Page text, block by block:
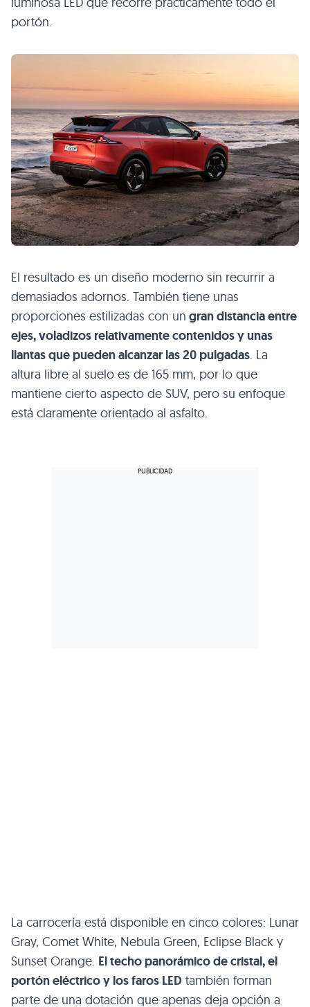
portón.
El resultado es un diseño moderno sin recurrir a
demasiados adornos. También tiene unas
proporciones estilizadas con un gran distancia entre
ejes, voladizos relativamente contenidos y unas
llantas que pueden alcanzar las 20 pulgadas. La
altura libre al suelo es de 165 mm, por lo que
mantiene cierto aspecto de SUV, pero su enfoque
está claramente orientado al asfalto.
La carrocería está disponible en cinco colores: Lunar
Gray, Comet White, Nebula Green, Eclipse Black y
Sunset Orange. El techo panorámico de cristal, el
portón eléctrico y los faros LED también forman
parte de una dotación que apenas deja opción a